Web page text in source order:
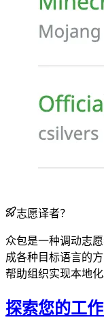
志愿译者？
众包是一种调动志
成各种目标语言的
帮助组织实现本地化
探索您的工